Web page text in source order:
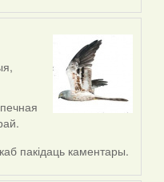
каб пакідаць каментары.